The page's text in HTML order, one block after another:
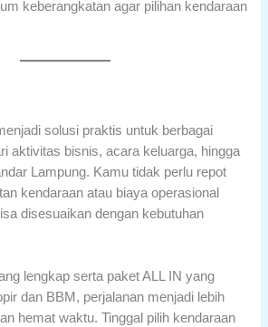
keberangkatan agar pilihan kendaraan
solusi praktis untuk berbagai
aktivitas bisnis, acara keluarga, hingga
Lampung. Kamu tidak perlu repot
kendaraan atau biaya operasional
disesuaikan dengan kebutuhan
lengkap serta paket ALL IN yang
dan BBM, perjalanan menjadi lebih
hemat waktu. Tinggal pilih kendaraan